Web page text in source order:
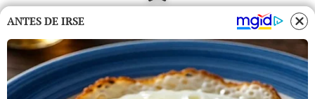
ANTES DE IRSE